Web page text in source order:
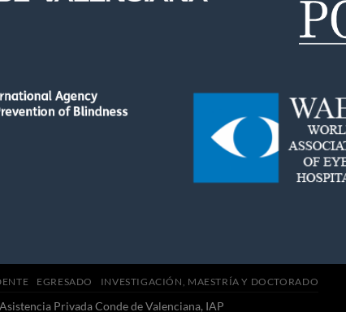
EGRESADO INVESTIGACIÓN, MAESTRÍA Y DOCTORADO
Privada Conde de Valenciana, IAP